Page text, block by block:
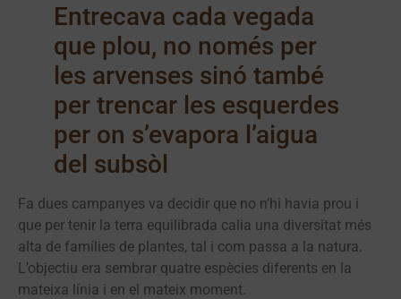
Entrecava cada vegada
que plou, no només per
les arvenses sinó també
per trencar les esquerdes
per on s’evapora l’aigua
del subsòl
Fa dues campanyes va decidir que no n’hi havia prou i
que per tenir la terra equilibrada calia una diversitat més
alta de famílies de plantes, tal i com passa a la natura.
L’objectiu era sembrar quatre espècies diferents en la
mateixa línia i en el mateix moment.